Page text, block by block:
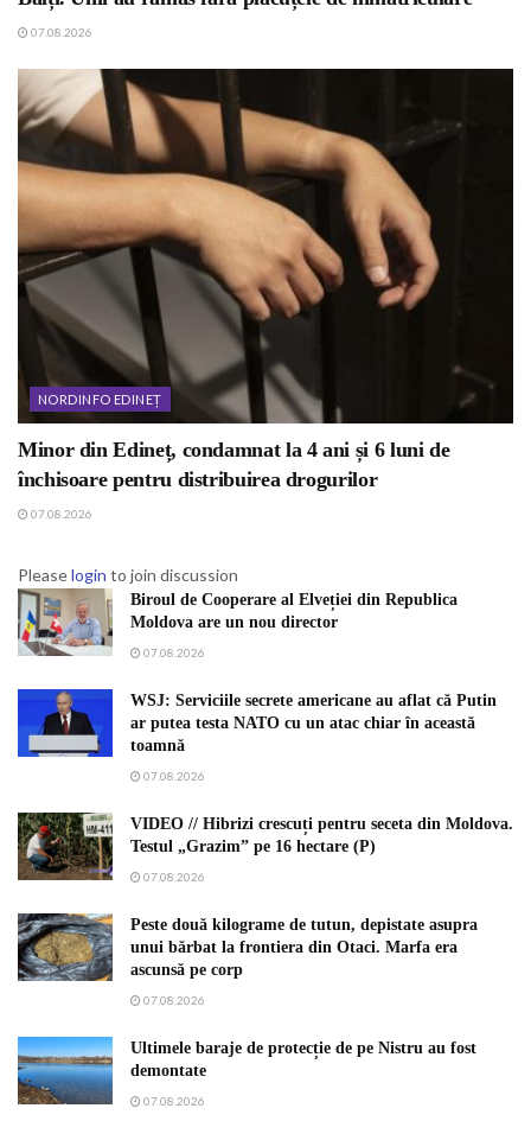
07.08.2026
NORDINFO EDINEȚ
Minor din Edineț, condamnat la 4 ani și 6 luni de
închisoare pentru distribuirea drogurilor
07.08.2026
Pleaselogin to join discussion
Biroul de Cooperare al Elveției din Republica
Moldova are un nou director
07.08.2026
WSJ: Serviciile secrete americane au aflat că Putin
ar putea testa NATO cu un atac chiar în această
toamnă
07.08.2026
VIDEO // Hibrizi crescuți pentru seceta din Moldova.
Testul „Grazim” pe 16 hectare (P)
07.08.2026
Peste două kilograme de tutun, depistate asupra
unui bărbat la frontiera din Otaci. Marfa era
ascunsă pe corp
07.08.2026
Ultimele baraje de protecție de pe Nistru au fost
demontate
07.08.2026